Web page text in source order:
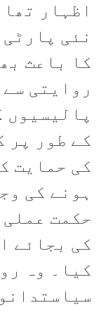
اظہار
نئی
کا باعث
روایتی
کے طور پر
کی حمایت
ہونے کی
حکمت
کی بجائے
کیا۔ وہ